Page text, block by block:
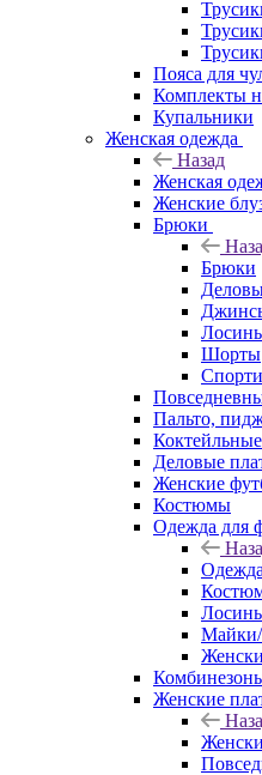
Пояса для
Комплекты
Купальники
Женская одежда
Назад
Женская
Женские
Брюки
Брюки
Шорты
Пальто,
Деловые
Женские
Костюмы
Одежда для
Майки/
Женские